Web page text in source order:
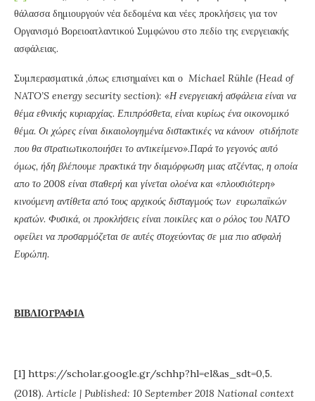
θάλασσα δημιουργούν νέα δεδομένα και νέες προκλήσεις για τον
Οργανισμό Βορειοατλαντικού Συμφώνου στο πεδίο της ενεργειακής
ασφάλειας.
Συμπερασματικά ,όπως επισημαίνει και ο Michael Rühle (Head of
NATO’S energy security section): «Η ενεργειακή ασφάλεια είναι να
θέμα εθνικής κυριαρχίας. Επιπρόσθετα, είναι κυρίως ένα οικονομικό
θέμα. Οι χώρες είναι δικαιολογημένα διστακτικές να κάνουν οτιδήποτε
που θα στρατιωτικοποιήσει το αντικείμενο».Παρά το γεγονός αυτό
όμως, ήδη βλέπουμε πρακτικά την διαμόρφωση μιας ατζέντας, η οποία
απο το 2008 είναι σταθερή και γίνεται ολοένα και «πλουσιότερη»
κινούμενη αντίθετα από τους αρχικούς δισταγμούς των ευρωπαϊκών
κρατών. Φυσικά, οι προκλήσεις είναι ποικίλες και ο ρόλος του ΝΑΤΟ
οφείλει να προσαρμόζεται σε αυτές στοχεύοντας σε μια πιο ασφαλή
Ευρώπη.
ΒΙΒΛΙΟΓΡΑΦΙΑ
[1] https://scholar.google.gr/schhp?hl=el&as_sdt=0,5.
(2018). Article | Published: 10 September 2018 National context